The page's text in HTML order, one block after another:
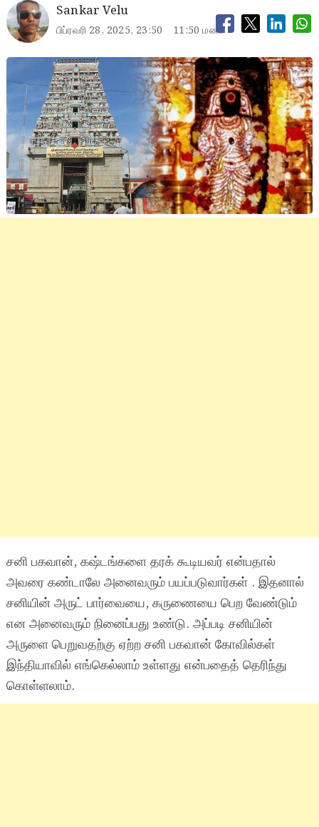
Sankar Velu
பிப்ரவரி 28, 2025, 23:50 11:50 மணி
சனி பகவான், கஷ்டங்களை தரக் கூடியவர் என்பதால்
அவரை கண்டாலே அனைவரும் பயப்படுவார்கள் . இதனால்
சனியின் அருட் பார்வையை, கருணையை பெற வேண்டும்
என அனைவரும் நினைப்பது உண்டு. அப்படி சனியின்
அருளை பெறுவதற்கு ஏற்ற சனி பகவான் கோவில்கள்
இந்தியாவில் எங்கெல்லாம் உள்ளது என்பதைத் தெரிந்து
கொள்ளலாம்.